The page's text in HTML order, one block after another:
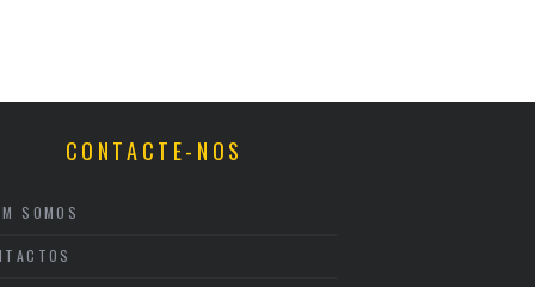
CONTACTE-NOS
SOMOS